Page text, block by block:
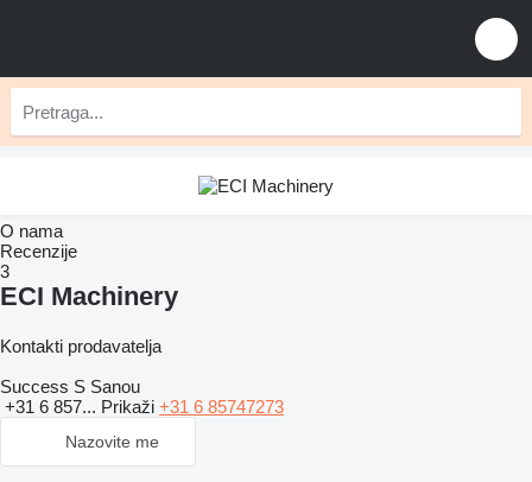
O nama
Recenzije
3
ECI Machinery
Kontakti prodavatelja
Success S Sanou
+31 6 857... Prikaži +31 6 85747273
Nazovite me